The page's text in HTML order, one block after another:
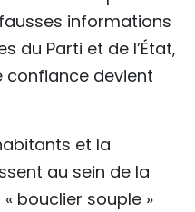
informations
du Parti et de l’État,
confiance devient
et la
au sein de la
bouclier souple »